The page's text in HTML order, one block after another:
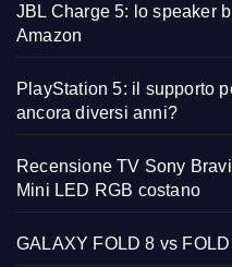
JBL Charge 5: lo speaker
Amazon
PlayStation 5: il supporto
ancora diversi anni?
Recensione TV Sony
Mini LED RGB costano
GALAXY FOLD 8 vs